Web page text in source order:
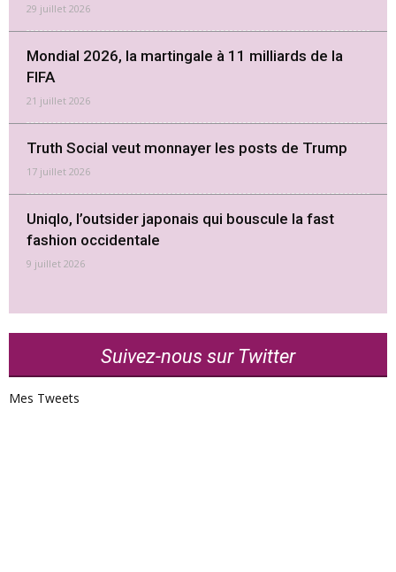
29 juillet 2026
Mondial 2026, la martingale à 11 milliards de la
FIFA
21 juillet 2026
Truth Social veut monnayer les posts de Trump
17 juillet 2026
Uniqlo, l’outsider japonais qui bouscule la fast
fashion occidentale
9 juillet 2026
Suivez-nous sur Twitter
Mes Tweets